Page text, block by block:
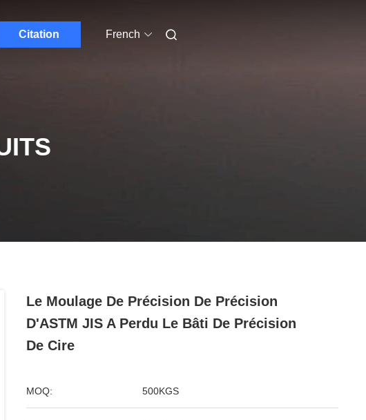
Citation French
Le Moulage De Précision De Précision
D'ASTM JIS A Perdu Le Bâti De Précision
De Cire
MOQ: 500KGS